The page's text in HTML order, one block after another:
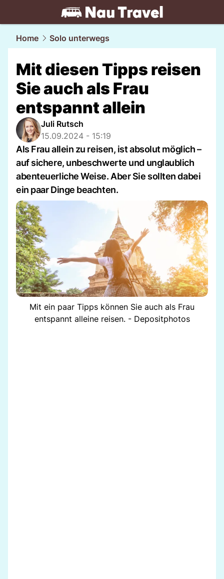
travel.NAU.ch
Home Solo unterwegs
Mit diesen Tipps reisen
Sie auch als Frau
entspannt allein
Juli Rutsch
15.09.2024 - 15:19
Als Frau allein zu reisen, ist absolut möglich –
auf sichere, unbeschwerte und unglaublich
abenteuerliche Weise. Aber Sie sollten dabei
ein paar Dinge beachten.
Mit ein paar Tipps können Sie auch als Frau
entspannt alleine reisen. - Depositphotos